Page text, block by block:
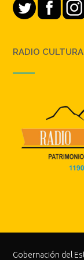
RADIO
Gobernación del